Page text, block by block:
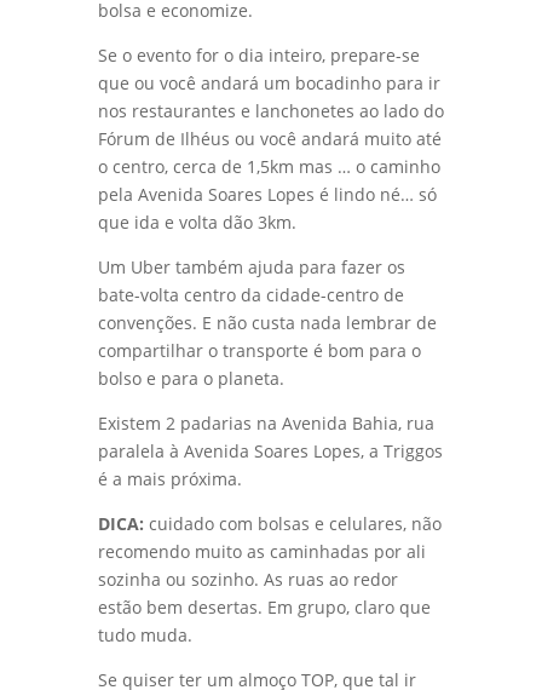
lanchonete ou leve seu lanchinho na
Se o evento for o dia inteiro, prepare-se
que ou você andará um bocadinho para ir
nos restaurantes e lanchonetes ao lado do
Fórum de Ilhéus ou você andará muito até
o centro, cerca de 1,5km mas … o caminho
pela Avenida Soares Lopes é lindo né… só
Um Uber também ajuda para fazer os
bate-volta centro da cidade-centro de
convenções. E não custa nada lembrar de
compartilhar o transporte é bom para o
Existem 2 padarias na Avenida Bahia, rua
paralela à Avenida Soares Lopes, a Triggos
DICA:cuidado com bolsas e celulares, não
recomendo muito as caminhadas por ali
sozinha ou sozinho. As ruas ao redor
estão bem desertas. Em grupo, claro que